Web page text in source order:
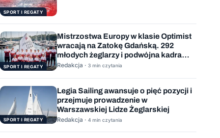
SPORT I REGATY
SPORT I REGATY
Mistrzostwa Europy w klasie Optimist
wracają na Zatokę Gdańską. 292
młodych żeglarzy i podwójna kadra
Polski
Redakcja · 3 min czytania
SPORT I REGATY
Legia Sailing awansuje o pięć pozycji i
przejmuje prowadzenie w
Warszawskiej Lidze Żeglarskiej
Redakcja · 4 min czytania